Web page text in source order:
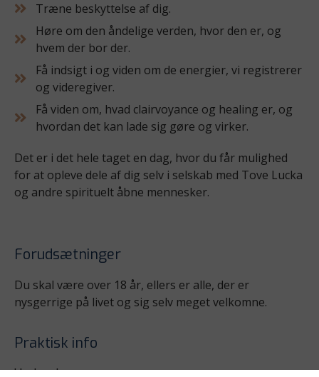
Træne beskyttelse af dig.
Høre om den åndelige verden, hvor den er, og
hvem der bor der.
Få indsigt i og viden om de energier, vi registrerer
og videregiver.
Få viden om, hvad clairvoyance og healing er, og
hvordan det kan lade sig gøre og virker.
Det er i det hele taget en dag, hvor du får mulighed
for at opleve dele af dig selv i selskab med Tove Lucka
og andre spirituelt åbne mennesker.
Forudsætninger
Du skal være over 18 år, ellers er alle, der er
nysgerrige på livet og sig selv meget velkomne.​
Praktisk info